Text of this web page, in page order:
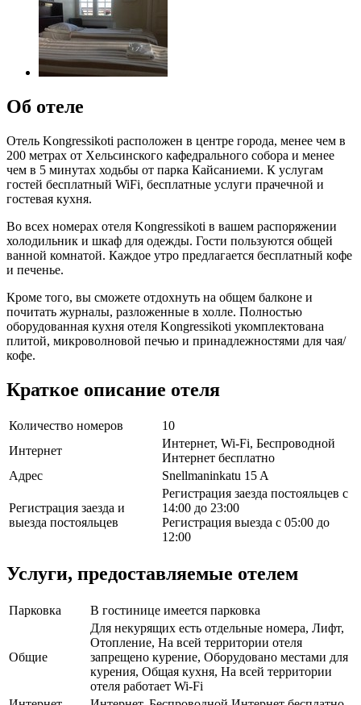
Об отеле
Отель Kongressikoti расположен в центре города, менее чем в
200 метрах от Хельсинского кафедрального собора и менее
чем в 5 минутах ходьбы от парка Кайсаниеми. К услугам
гостей бесплатный WiFi, бесплатные услуги прачечной и
гостевая кухня.
Во всех номерах отеля Kongressikoti в вашем распоряжении
холодильник и шкаф для одежды. Гости пользуются общей
ванной комнатой. Каждое утро предлагается бесплатный кофе
и печенье.
Кроме того, вы сможете отдохнуть на общем балконе и
почитать журналы, разложенные в холле. Полностью
оборудованная кухня отеля Kongressikoti укомплектована
плитой, микроволновой печью и принадлежностями для чая/
кофе.
Краткое описание отеля
Количество номеров
10
Интернет
Интернет, Wi-Fi, Беспроводной
Интернет бесплатно
Адрес
Snellmaninkatu 15 A
Регистрация заезда и
выезда постояльцев
Регистрация заезда постояльцев с
14:00 до 23:00
Регистрация выезда с 05:00 до
12:00
Услуги, предоставляемые отелем
Парковка В гостинице имеется парковка
Общие
Для некурящих есть отдельные номера, Лифт,
Отопление, На всей территории отеля
запрещено курение, Оборудовано местами для
курения, Общая кухня, На всей территории
отеля работает Wi-Fi